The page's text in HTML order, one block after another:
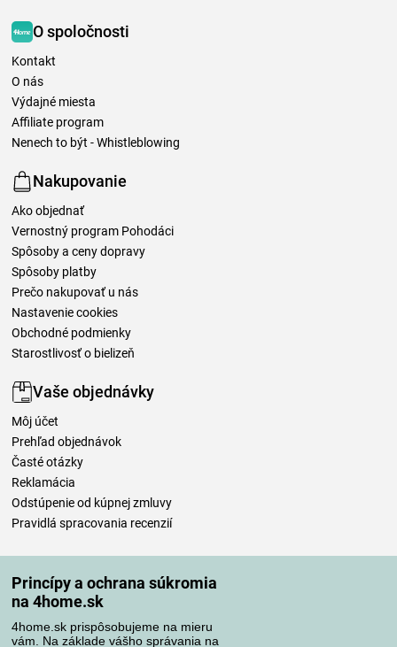
Princípy a ochrana súkromia
na 4home.sk
4home.sk prispôsobujeme na mieru
vám. Na základe vášho správania na
O spoločnosti
Kontakt
O nás
Výdajné miesta
Affiliate program
Nenech to být - Whistleblowing
Nakupovanie
Ako objednať
Vernostný program Pohodáci
Spôsoby a ceny dopravy
Spôsoby platby
Prečo nakupovať u nás
Nastavenie cookies
Obchodné podmienky
Starostlivosť o bielizeň
Vaše objednávky
Môj účet
Prehľad objednávok
Časté otázky
Reklamácia
Odstúpenie od kúpnej zmluvy
Pravidlá spracovania recenzií
Spôsoby platby